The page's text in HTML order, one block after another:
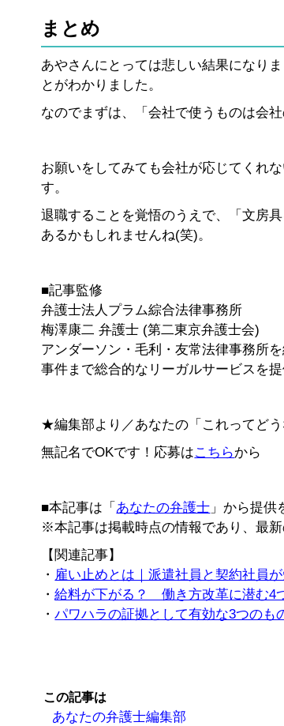
まとめ
あやさんにとっては悲しい結果になり
とがわかりました。
なのでまずは、「会社で使うものは会
お願いをしてみても会社が応じてくれ
す。
退職することを覚悟のうえで、「文房
あるかもしれませんね(笑)。
■記事監修
弁護士法人プラム綜合法律事務所
梅澤康二 弁護士 (第二東京弁護士会)
アンダーソン・毛利・友常法律事務所
事件まで総合的なリーガルサービスを提
★編集部より／あなたの「これってど
無記名でOKです！応募はこちらから
■本記事は「 あなたの弁護士 」から提供
※本記事は掲載時点の情報であり、最
【関連記事】
・ 雇い止めとは｜派遣社員と契約社員
・給料が下がる？ 働き方改革に潜む4
・パワハラの証拠として有効な3つのも
この記事は
あなたの弁護士編集部